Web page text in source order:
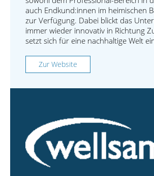
auch Endkund:innen im heimischen
zur Verfügung. Dabei blickt das
immer wieder innovativ in Richtung
setzt sich für eine nachhaltige Welt
Zur Website